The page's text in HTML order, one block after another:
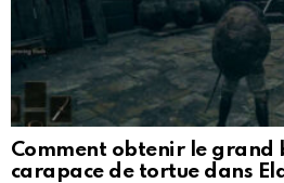
Comment obtenir le grand
carapace de tortue dans